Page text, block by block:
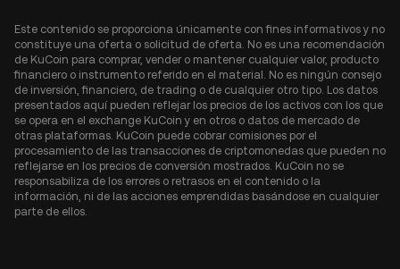
Este contenido se proporciona únicamente con fines informativos y no
constituye una oferta o solicitud de oferta. No es una recomendación
de KuCoin para comprar, vender o mantener cualquier valor, producto
financiero o instrumento referido en el material. No es ningún consejo
de inversión, financiero, de trading o de cualquier otro tipo. Los datos
presentados aquí pueden reflejar los precios de los activos con los que
se opera en el exchange KuCoin y en otros o datos de mercado de
otras plataformas. KuCoin puede cobrar comisiones por el
procesamiento de las transacciones de criptomonedas que pueden no
reflejarse en los precios de conversión mostrados. KuCoin no se
responsabiliza de los errores o retrasos en el contenido o la
información, ni de las acciones emprendidas basándose en cualquier
parte de ellos.